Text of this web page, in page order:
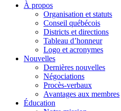
À propos
Organisation et statuts
Conseil québécois
Districts et directions
Tableau d’honneur
Logo et acronymes
Nouvelles
Dernières nouvelles
Négociations
Procès-verbaux
Avantages aux membres
Éducation